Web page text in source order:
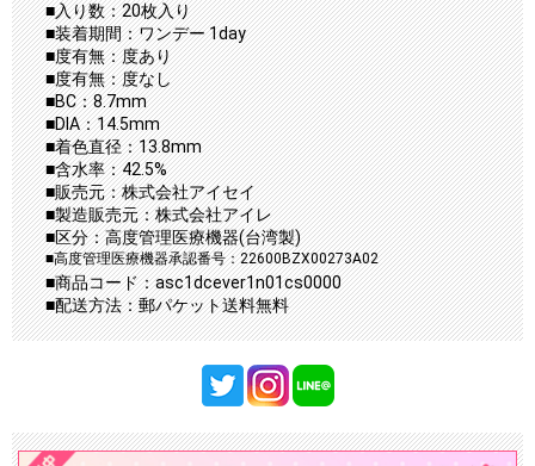
■入り数：20枚入り
■装着期間：ワンデー 1day
■度有無：度あり
■度有無：度なし
■BC：8.7mm
■DIA：14.5mm
■着色直径：13.8mm
■含水率：42.5%
■販売元：株式会社アイセイ
■製造販売元：株式会社アイレ
■区分：高度管理医療機器(台湾製)
■高度管理医療機器承認番号：22600BZX00273A02
■商品コード：asc1dcever1n01cs0000
■配送方法：郵パケット送料無料